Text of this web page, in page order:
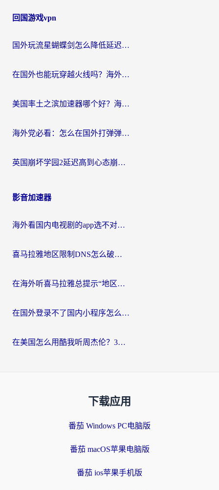
回国游戏vpn
国外玩流星蝴蝶剑怎么降低延迟？海外党必看的加速秘籍（含欧洲鸣潮&彩虹岛优化攻略）
在国外也能玩穿越火线吗？海外玩家国服游戏畅玩终极指南
美国率土之滨加速器哪个好？海外党国服游戏畅玩终极指南（附多游戏解决方案）
海外党必看：怎么在国外打弹弹堂不卡？番茄加速器亲测指南
英国崩坏学园2延迟高到心态崩？海外党国服游戏加速终极指南
影音加速器
海外看国内电视剧的app选不对？这份回国加速器避坑指南帮你流畅追剧
喜马拉雅地区限制DNS怎么破？海外党听国内音乐听书的终极解决方案
在海外听喜马拉雅总提示“地区限制”？3步轻松解除+听国内音乐全攻略
在国外登录不了国内小程序怎么办？选对回国加速器，轻松解锁国内资源
在美国怎么用酷我听周杰伦？3步搞定海外听歌难题
下载应用
番茄 Windows PC电脑版
番茄 macOS苹果电脑版
番茄 ios苹果手机版